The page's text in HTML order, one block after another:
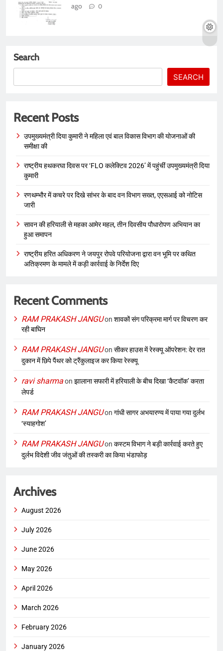
ago 0
Search
SEARCH
Recent Posts
उपमुख्यमंत्री दिया कुमारी ने महिला एवं बाल विकास विभाग की योजनाओं की
समीक्षा की
राष्ट्रीय हथकरघा दिवस पर ‘FLO कलेक्टिव 2026’ में पहुंचीं उपमुख्यमंत्री दिया
कुमारी
रणथम्भौर में कचरे पर दिखे सांभर के बाद वन विभाग सख्त, एएसआई को नोटिस
जारी
सावन की हरियाली से महका आमेर महल, तीन दिवसीय पौधारोपण अभियान का
हुआ समापन
राष्ट्रीय हरित अधिकरण ने जयपुर रोपवे परियोजना द्वारा वन भूमि पर कथित
अतिक्रमण के मामले में कड़ी कार्रवाई के निर्देश दिए
Recent Comments
RAM PRAKASH JANGUon शावकों संग परिक्रमा मार्ग पर विचरण कर
रही बाघिन
RAM PRAKASH JANGUon सीकर हाउस में रेस्क्यू ऑपरेशन: देर रात
दुकान में छिपे पैंथर को ट्रैंकुलाइज कर किया रेस्क्यू
ravi sharmaon झालाना सफारी में हरियाली के बीच दिखा ‘कैटवॉक’ करता
लेपर्ड
RAM PRAKASH JANGUon गांधी सागर अभयारण्य में पाया गया दुर्लभ
‘स्याहगोश’
RAM PRAKASH JANGUon कस्टम विभाग ने बड़ी कार्रवाई करते हुए
दुर्लभ विदेशी जीव जंतुओं की तस्करी का किया भंडाफोड़
Archives
August 2026
July 2026
June 2026
May 2026
April 2026
March 2026
February 2026
January 2026